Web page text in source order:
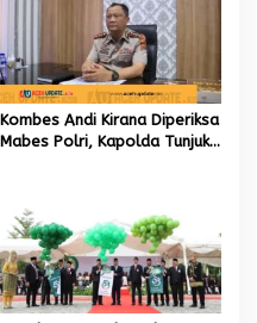
Kombes Andi Kirana Diperiksa
Mabes Polri, Kapolda Tunjuk
Aceh